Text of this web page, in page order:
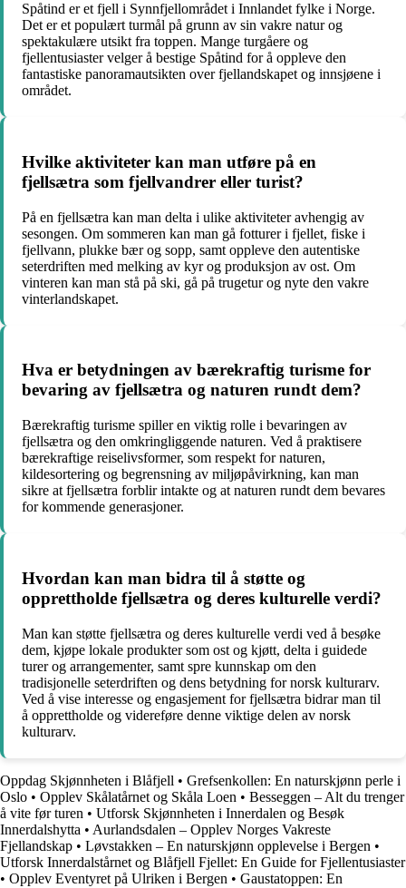
Spåtind er et fjell i Synnfjellområdet i Innlandet fylke i Norge.
Det er et populært turmål på grunn av sin vakre natur og
spektakulære utsikt fra toppen. Mange turgåere og
fjellentusiaster velger å bestige Spåtind for å oppleve den
fantastiske panoramautsikten over fjellandskapet og innsjøene i
området.
Hvilke aktiviteter kan man utføre på en
fjellsætra som fjellvandrer eller turist?
På en fjellsætra kan man delta i ulike aktiviteter avhengig av
sesongen. Om sommeren kan man gå fotturer i fjellet, fiske i
fjellvann, plukke bær og sopp, samt oppleve den autentiske
seterdriften med melking av kyr og produksjon av ost. Om
vinteren kan man stå på ski, gå på trugetur og nyte den vakre
vinterlandskapet.
Hva er betydningen av bærekraftig turisme for
bevaring av fjellsætra og naturen rundt dem?
Bærekraftig turisme spiller en viktig rolle i bevaringen av
fjellsætra og den omkringliggende naturen. Ved å praktisere
bærekraftige reiselivsformer, som respekt for naturen,
kildesortering og begrensning av miljøpåvirkning, kan man
sikre at fjellsætra forblir intakte og at naturen rundt dem bevares
for kommende generasjoner.
Hvordan kan man bidra til å støtte og
opprettholde fjellsætra og deres kulturelle verdi?
Man kan støtte fjellsætra og deres kulturelle verdi ved å besøke
dem, kjøpe lokale produkter som ost og kjøtt, delta i guidede
turer og arrangementer, samt spre kunnskap om den
tradisjonelle seterdriften og dens betydning for norsk kulturarv.
Ved å vise interesse og engasjement for fjellsætra bidrar man til
å opprettholde og videreføre denne viktige delen av norsk
kulturarv.
Oppdag Skjønnheten i Blåfjell • Grefsenkollen: En naturskjønn perle i
Oslo • Opplev Skålatårnet og Skåla Loen • Besseggen – Alt du trenger
å vite før turen • Utforsk Skjønnheten i Innerdalen og Besøk
Innerdalshytta • Aurlandsdalen – Opplev Norges Vakreste
Fjellandskap • Løvstakken – En naturskjønn opplevelse i Bergen •
Utforsk Innerdalstårnet og Blåfjell Fjellet: En Guide for Fjellentusiaster
• Opplev Eventyret på Ulriken i Bergen • Gaustatoppen: En